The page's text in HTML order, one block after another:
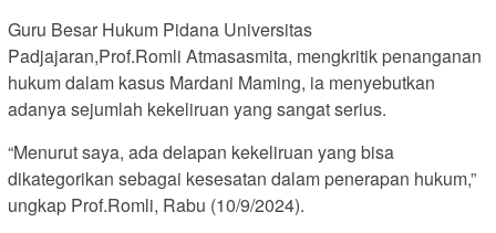
Guru Besar Hukum Pidana Universitas
Padjajaran,Prof.Romli Atmasasmita, mengkritik penanganan
hukum dalam kasus Mardani Maming, ia menyebutkan
adanya sejumlah kekeliruan yang sangat serius.
“Menurut saya, ada delapan kekeliruan yang bisa
dikategorikan sebagai kesesatan dalam penerapan hukum,”
ungkap Prof.Romli, Rabu (10/9/2024).